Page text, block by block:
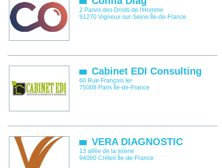
2 Parvis des Droits de l'Homme
91270 Vigneux-sur-Seine Île-de-France
Cabinet EDI Consulting
60 Rue François Ier
75008 Paris Île-de-France
VERA DIAGNOSTIC
13 allée de la sirène
94000 Créteil Île-de-France